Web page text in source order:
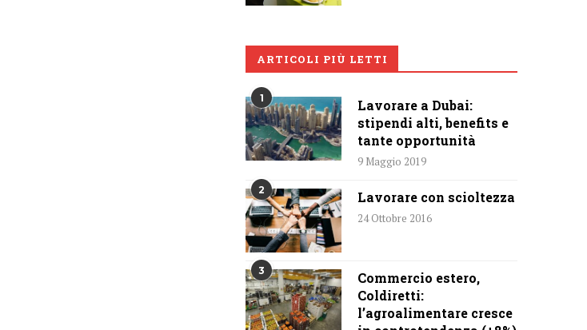
ARTICOLI PIÙ LETTI
1
Lavorare a Dubai:
stipendi alti, benefits e
tante opportunità
9 Maggio 2019
2 Lavorare con scioltezza
24 Ottobre 2016
3
Commercio estero,
Coldiretti:
l’agroalimentare cresce